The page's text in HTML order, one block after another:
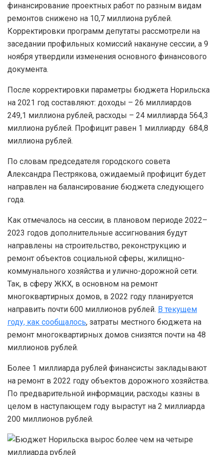
финансирование проектных работ по разным видам
ремонтов снижено на 10,7 миллиона рублей.
Корректировки программ депутаты рассмотрели на
заседании профильных комиссий накануне сессии, а 9
ноября утвердили изменения основного финансового
документа.
После корректировки параметры бюджета Норильска
на 2021 год составляют: доходы – 26 миллиардов
249,1 миллиона рублей, расходы – 24 миллиарда 564,3
миллиона рублей. Профицит равен 1 миллиарду 684,8
миллиона рублей.
По словам председателя городского совета
Александра Пестрякова, ожидаемый профицит будет
направлен на балансирование бюджета следующего
года.
Как отмечалось на сессии, в плановом периоде 2022–
2023 годов дополнительные ассигнования будут
направлены на строительство, реконструкцию и
ремонт объектов социальной сферы, жилищно-
коммунального хозяйства и улично-дорожной сети.
Так, в сферу ЖКХ, в основном на ремонт
многоквартирных домов, в 2022 году планируется
направить почти 600 миллионов рублей. В текущем
году, как сообщалось, затраты местного бюджета на
ремонт многоквартирных домов снизятся почти на 48
миллионов рублей.
Более 1 миллиарда рублей финансисты закладывают
на ремонт в 2022 году объектов дорожного хозяйства.
По предварительной информации, расходы казны в
целом в наступающем году вырастут на 2 миллиарда
200 миллионов рублей.